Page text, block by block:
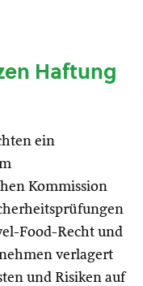
Haftung
ein
Kommission
Food-Recht und
verlagert
und Risiken auf